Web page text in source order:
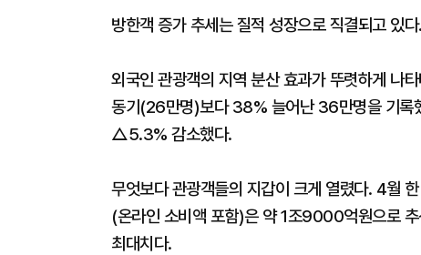
방한객 증가 추세는 질적 성장으로 직결되고 있다.
외국인 관광객의 지역 분산 효과가 뚜렷하게 나
동기(26만명)보다 38% 늘어난 36만명을 기록
△5.3% 감소했다.
무엇보다 관광객들의 지갑이 크게 열렸다. 4월
(온라인 소비액 포함)은 약 1조9000억원으로
최대치다.